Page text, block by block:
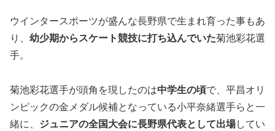
ウインタースポーツが盛んな長野県で生まれ育った事もあ
り、 幼少期からスケート競技に打ち込んでいた菊池彩花選
手。
菊池彩花選手が頭角を現したのは中学生の頃で、平昌オリ
ンピックの金メダル候補となっている小平奈緒選手らと一
緒に、 ジュニアの全国大会に長野県代表として出場してい